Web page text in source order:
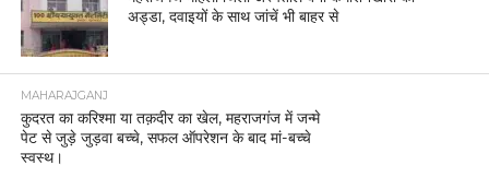
अड्डा, दवाइयों के साथ जांचें भी बाहर से
MAHARAJGANJ
कुदरत का करिश्मा या तक़दीर का खेल, महराजगंज में जन्मे
पेट से जुड़े जुड़वा बच्चे, सफल ऑपरेशन के बाद मां-बच्चे
स्वस्थ।